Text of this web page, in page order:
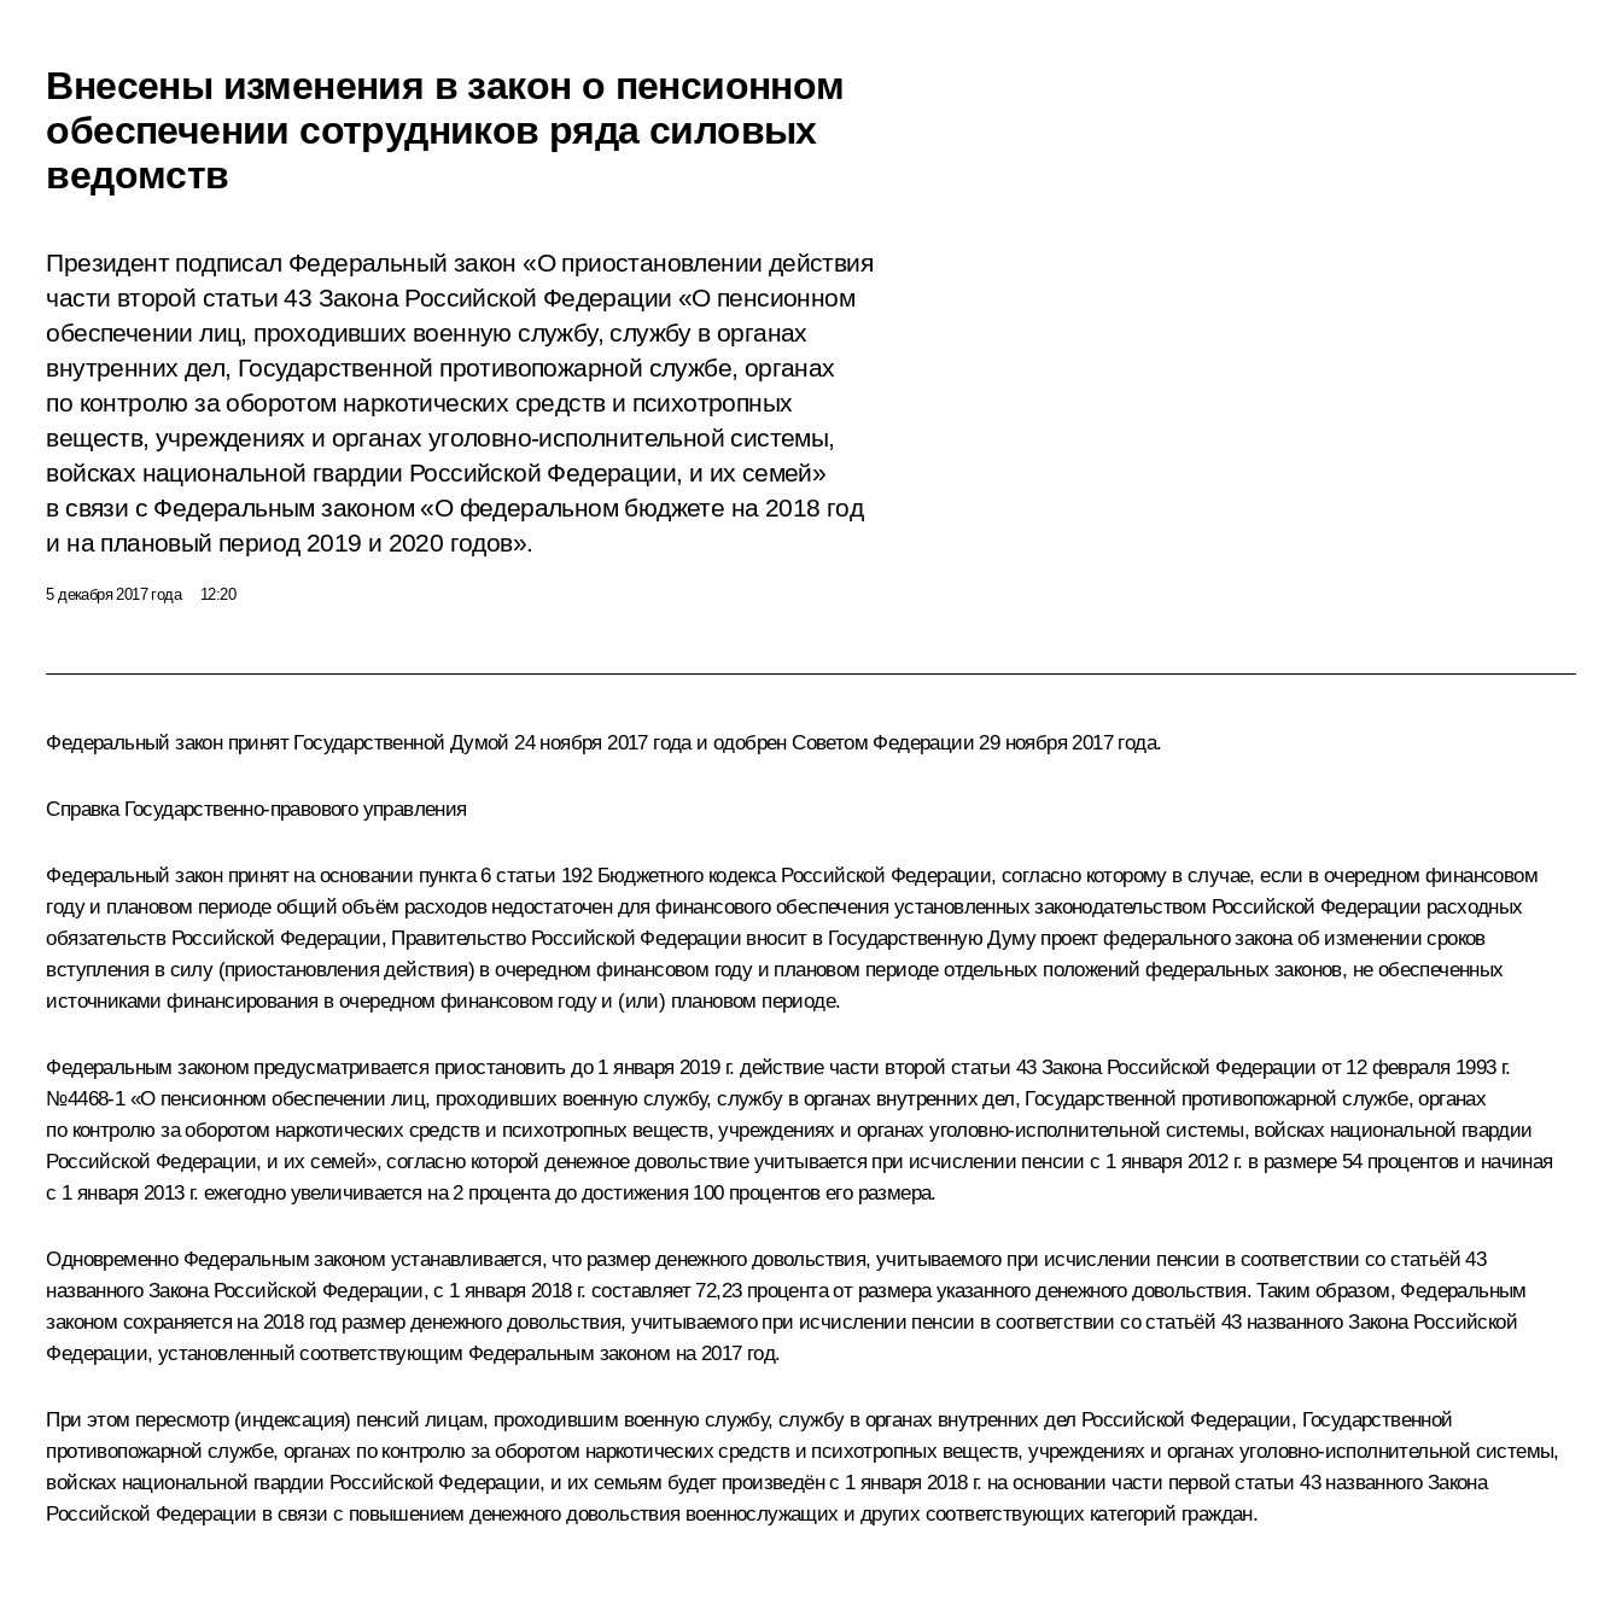
Внесены изменения в закон о пенсионном
обеспечении сотрудников ряда силовых
ведомств
Президент подписал Федеральный закон «О приостановлении действия
части второй статьи 43 Закона Российской Федерации «О пенсионном
обеспечении лиц, проходивших военную службу, службу в органах
внутренних дел, Государственной противопожарной службе, органах
по контролю за оборотом наркотических средств и психотропных
веществ, учреждениях и органах уголовно-исполнительной системы,
войсках национальной гвардии Российской Федерации, и их семей»
в связи с Федеральным законом «О федеральном бюджете на 2018 год
и на плановый период 2019 и 2020 годов».
5 декабря 2017 года 12:20
Федеральный закон принят Государственной Думой 24 ноября 2017 года и одобрен Советом Федерации 29 ноября 2017 года.
Справка Государственно-правового управления
Федеральный закон принят на основании пункта 6 статьи 192 Бюджетного кодекса Российской Федерации, согласно которому в случае, если в очередном финансовом
году и плановом периоде общий объём расходов недостаточен для финансового обеспечения установленных законодательством Российской Федерации расходных
обязательств Российской Федерации, Правительство Российской Федерации вносит в Государственную Думу проект федерального закона об изменении сроков
вступления в силу (приостановления действия) в очередном финансовом году и плановом периоде отдельных положений федеральных законов, не обеспеченных
источниками финансирования в очередном финансовом году и (или) плановом периоде.
Федеральным законом предусматривается приостановить до 1 января 2019 г. действие части второй статьи 43 Закона Российской Федерации от 12 февраля 1993 г.
№4468-1 «О пенсионном обеспечении лиц, проходивших военную службу, службу в органах внутренних дел, Государственной противопожарной службе, органах
по контролю за оборотом наркотических средств и психотропных веществ, учреждениях и органах уголовно-исполнительной системы, войсках национальной гвардии
Российской Федерации, и их семей», согласно которой денежное довольствие учитывается при исчислении пенсии с 1 января 2012 г. в размере 54 процентов и начиная
с 1 января 2013 г. ежегодно увеличивается на 2 процента до достижения 100 процентов его размера.
Одновременно Федеральным законом устанавливается, что размер денежного довольствия, учитываемого при исчислении пенсии в соответствии со статьёй 43
названного Закона Российской Федерации, с 1 января 2018 г. составляет 72,23 процента от размера указанного денежного довольствия. Таким образом, Федеральным
законом сохраняется на 2018 год размер денежного довольствия, учитываемого при исчислении пенсии в соответствии со статьёй 43 названного Закона Российской
Федерации, установленный соответствующим Федеральным законом на 2017 год.
При этом пересмотр (индексация) пенсий лицам, проходившим военную службу, службу в органах внутренних дел Российской Федерации, Государственной
противопожарной службе, органах по контролю за оборотом наркотических средств и психотропных веществ, учреждениях и органах уголовно-исполнительной системы,
войсках национальной гвардии Российской Федерации, и их семьям будет произведён с 1 января 2018 г. на основании части первой статьи 43 названного Закона
Российской Федерации в связи с повышением денежного довольствия военнослужащих и других соответствующих категорий граждан.